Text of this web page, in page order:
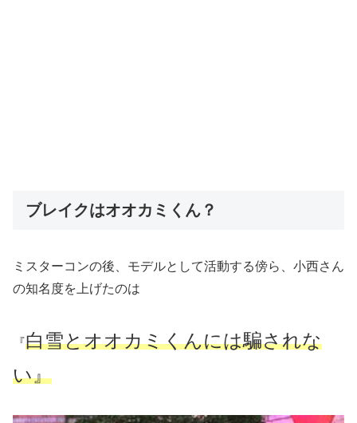
ブレイクはオオカミくん？
ミスターコンの後、モデルとして活動する傍ら、小西さん
の知名度を上げたのは
『白雪とオオカミくんには騙されな
い』